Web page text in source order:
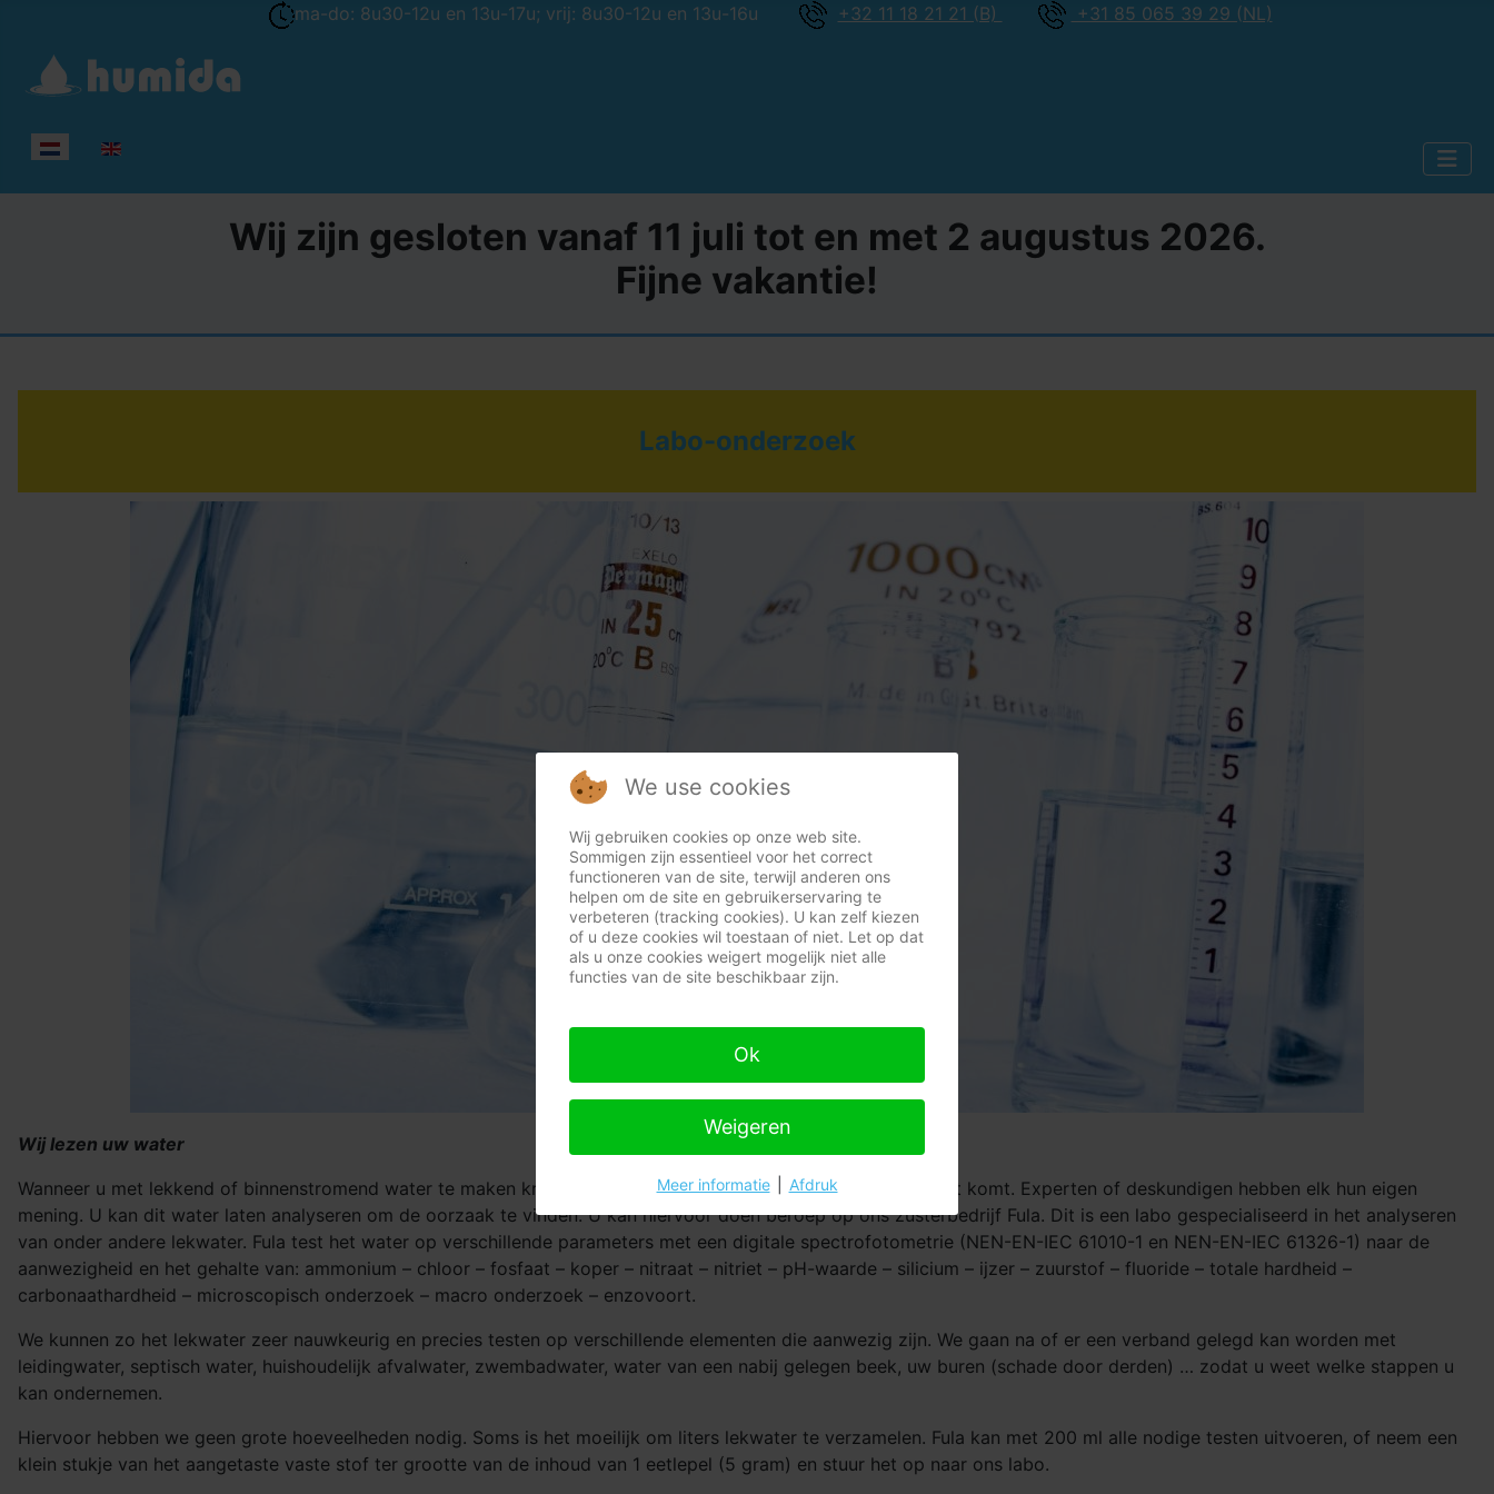
ma-do: 8u30-12u en 13u-17u; vrij: 8u30-12u en 13u-16u +32 11 18 21 21 (B) +31 85 065 39 29 (NL)
Selecteer de taal
Wij zijn gesloten vanaf 11 juli tot en met 2 augustus 2026.
Fijne vakantie!
Labo-onderzoek
Wij lezen uw water
Wanneer u met lekkend of binnenstromend water te maken krijgt, kan het zijn dat u geen idee hebt van waar dit komt. Experten of deskundigen hebben elk hun eigen
mening. U kan dit water laten analyseren om de oorzaak te vinden. U kan hiervoor doen beroep op ons zusterbedrijf Fula. Dit is een labo gespecialiseerd in het analyseren
van onder andere lekwater. Fula test het water op verschillende parameters met een digitale spectrofotometrie (NEN-EN-IEC 61010-1 en NEN-EN-IEC 61326-1) naar de
aanwezigheid en het gehalte van: ammonium – chloor – fosfaat – koper – nitraat – nitriet – pH-waarde – silicium – ijzer – zuurstof – fluoride – totale hardheid –
carbonaathardheid – microscopisch onderzoek – macro onderzoek – enzovoort.
We kunnen zo het lekwater zeer nauwkeurig en precies testen op verschillende elementen die aanwezig zijn. We gaan na of er een verband gelegd kan worden met
leidingwater, septisch water, huishoudelijk afvalwater, zwembadwater, water van een nabij gelegen beek, uw buren (schade door derden) … zodat u weet welke stappen u
kan ondernemen.
Hiervoor hebben we geen grote hoeveelheden nodig. Soms is het moeilijk om liters lekwater te verzamelen. Fula kan met 200 ml alle nodige testen uitvoeren, of neem een
klein stukje van het aangetaste vaste stof ter grootte van de inhoud van 1 eetlepel (5 gram) en stuur het op naar ons labo.
We use cookies
Wij gebruiken cookies op onze web site.
Sommigen zijn essentieel voor het correct
functioneren van de site, terwijl anderen ons
helpen om de site en gebruikerservaring te
verbeteren (tracking cookies). U kan zelf kiezen
of u deze cookies wil toestaan of niet. Let op dat
als u onze cookies weigert mogelijk niet alle
functies van de site beschikbaar zijn.
Ok
Weigeren
Meer informatie Afdruk